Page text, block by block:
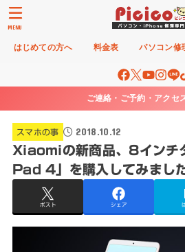
はじめての方へ 料金表 パソコン修
MENU
ご連絡・ご予約・アクセ
スマホの事 2018.10.12
Xiaomiの新商品、8インチ
Pad 4」を購入してみまし
ポスト シェア